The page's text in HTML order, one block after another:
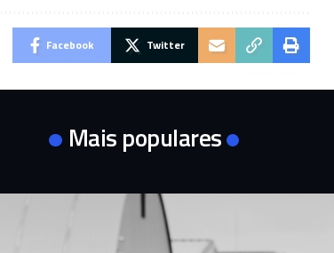
Facebook Twitter
Mais populares